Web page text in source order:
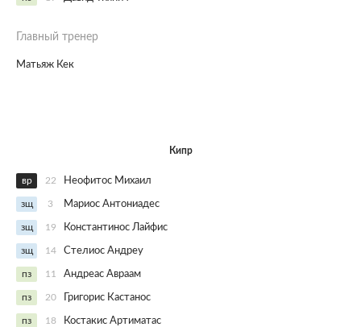
Главный тренер
Матьяж Кек
Кипр
вр 22 Неофитос Михаил
зщ 3 Мариос Антониадес
зщ 19 Константинос Лайфис
зщ 14 Стелиос Андреу
пз 11 Андреас Авраам
пз 20 Григорис Кастанос
пз 18 Костакис Артиматас